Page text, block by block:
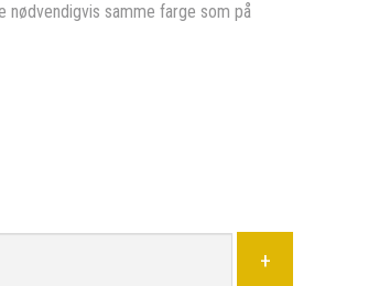
samme farge som på
+